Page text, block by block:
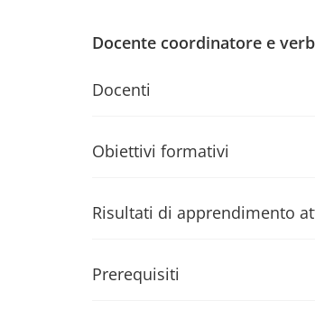
Docente coordinatore e
Docenti
Obiettivi formativi
Risultati di apprendimento
Prerequisiti